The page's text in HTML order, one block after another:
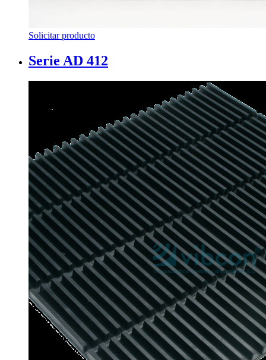
Solicitar producto
Serie AD 412